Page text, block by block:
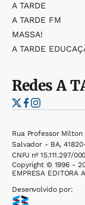
A TARDE
A TARDE FM
MASSA!
A TARDE
RedesA
Rua Professor
Salvador - BA,
CNPJ nº 15.111.297/
Copyright © 1996 -
EMPRESA EDITORA
Desenvolvido por: